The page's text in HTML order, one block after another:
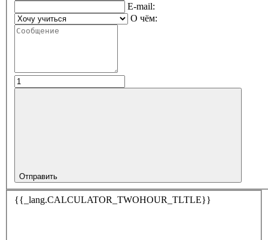
E-mail:
О чём:
Отправить
{{_lang.CALCULATOR_TWOHOUR_TLTLE}}